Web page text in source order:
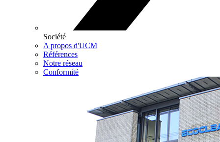
Société
A propos d'UCM
Références
Notre réseau
Conformité